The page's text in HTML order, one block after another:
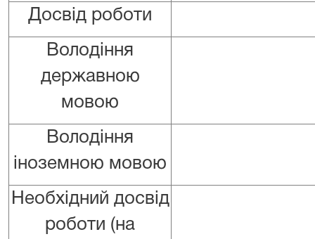
Досвід роботи
Володіння
державною
мовою
Володіння
іноземною мовою
Необхідний досвід
роботи (на